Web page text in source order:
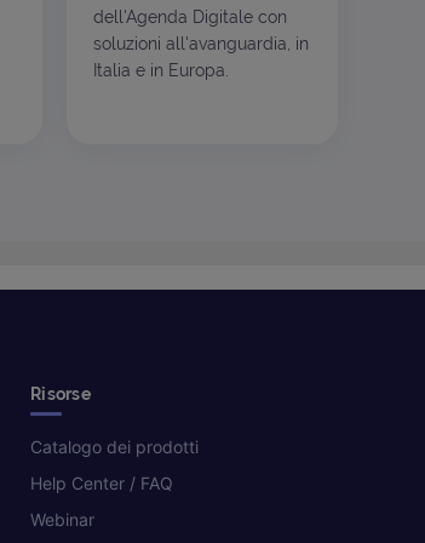
dell'Agenda Digitale con
soluzioni all'avanguardia, in
Italia e in Europa.
Risorse
Catalogo dei prodotti
Help Center / FAQ
Webinar